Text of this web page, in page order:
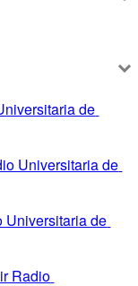
de
Universitaria de
Universitaria de
Radio